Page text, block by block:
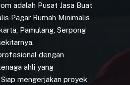
adalah Pusat Jasa Buat
Pagar Rumah Minimalis
Pamulang, Serpong
dengan
ahli yang
mengerjakan proyek